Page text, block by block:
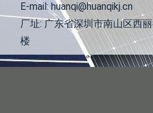
E-mail: huanqi@huanqikj.cn
厂址: 广东省深圳市南山区西
楼